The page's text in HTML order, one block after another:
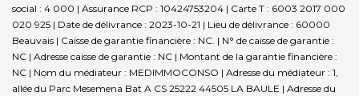
social : 4 000 | Assurance RCP : 10424753204 | Carte T : 6003 2017 000
020 925 | Date de délivrance : 2023-10-21 | Lieu de délivrance : 60000
Beauvais | Caisse de garantie financière : NC. | N° de caisse de garantie :
NC | Adresse caisse de garantie : NC | Montant de la garantie financière :
NC | Nom du médiateur : MEDIMMOCONSO | Adresse du médiateur : 1,
allée du Parc Mesemena Bat A CS 25222 44505 LA BAULE | Adresse du